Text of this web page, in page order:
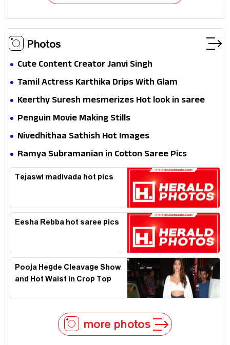
Photos
Cute Content Creator Janvi Singh
Tamil Actress Karthika Drips With Glam
Keerthy Suresh mesmerizes Hot look in saree
Penguin Movie Making Stills
Nivedhithaa Sathish Hot Images
Ramya Subramanian in Cotton Saree Pics
Tejaswi madivada hot pics
Eesha Rebba hot saree pics
Pooja Hegde Cleavage Show
and Hot Waist in Crop Top
more photos